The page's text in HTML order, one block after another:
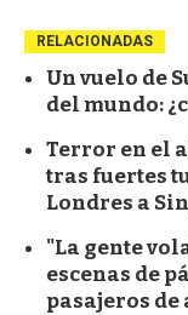
RELACIONADAS
Un vuelo de
del mundo:
Terror en el
tras fuertes
Londres a
"La gente
escenas de
pasajeros de